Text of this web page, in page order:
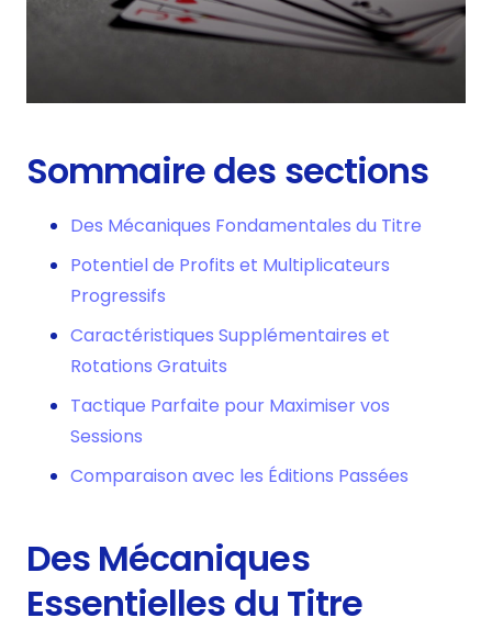
Sommaire des sections
Des Mécaniques Fondamentales du Titre
Potentiel de Profits et Multiplicateurs
Progressifs
Caractéristiques Supplémentaires et
Rotations Gratuits
Tactique Parfaite pour Maximiser vos
Sessions
Comparaison avec les Éditions Passées
Des Mécaniques
Essentielles du Titre